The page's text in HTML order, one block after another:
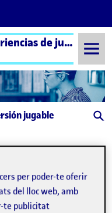
TFM – Diseño de experiencias de juego
jugable
am
– Versión jugable
per poder-te oferir
del lloc web, amb
te publicitat